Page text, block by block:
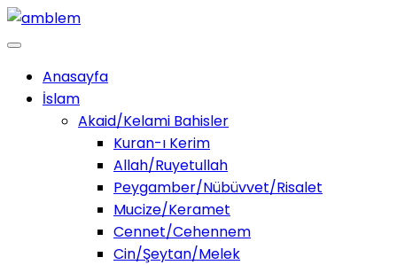
Anasayfa
İslam
Akaid/Kelami Bahisler
Kuran-ı Kerim
Allah/Ruyetullah
Peygamber/Nübüvvet/Risalet
Mucize/Keramet
Cennet/Cehennem
Cin/Şeytan/Melek